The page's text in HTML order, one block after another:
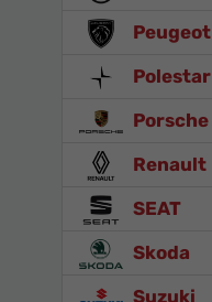
Peugeot
Polestar
Porsche
Renault
SEAT
Skoda
Suzuki